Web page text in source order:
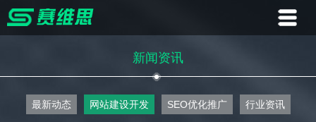
新闻资讯
最新动态 网站建设开发 SEO优化推广 行业资讯